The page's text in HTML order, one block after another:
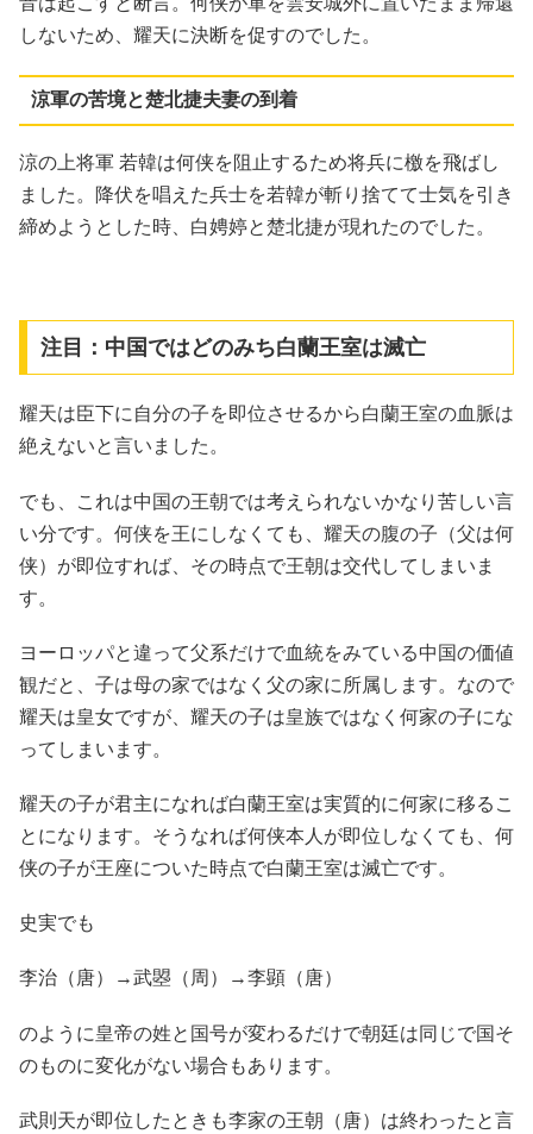
しないため、耀天に決断を促すのでした。
涼軍の苦境と楚北捷夫妻の到着
涼の上将軍 若韓は何侠を阻止するため将兵に檄を飛ばし
ました。降伏を唱えた兵士を若韓が斬り捨てて士気を引き
締めようとした時、白娉婷と楚北捷が現れたのでした。
注目：中国ではどのみち白蘭王室は滅亡
耀天は臣下に自分の子を即位させるから白蘭王室の血脈は
絶えないと言いました。
でも、これは中国の王朝では考えられないかなり苦しい言
い分です。何侠を王にしなくても、耀天の腹の子（父は何
侠）が即位すれば、その時点で王朝は交代してしまいま
す。
ヨーロッパと違って父系だけで血統をみている中国の価値
観だと、子は母の家ではなく父の家に所属します。なので
耀天は皇女ですが、耀天の子は皇族ではなく何家の子にな
ってしまいます。
耀天の子が君主になれば白蘭王室は実質的に何家に移るこ
とになります。そうなれば何侠本人が即位しなくても、何
侠の子が王座についた時点で白蘭王室は滅亡です。
史実でも
李治（唐）→武曌（周）→李顕（唐）
のように皇帝の姓と国号が変わるだけで朝廷は同じで国そ
のものに変化がない場合もあります。
武則天が即位したときも李家の王朝（唐）は終わったと言